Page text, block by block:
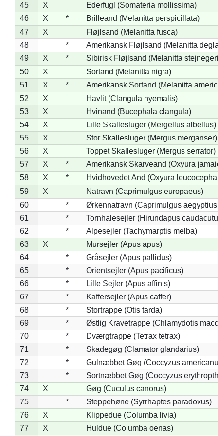
45
X
Ederfugl (Somateria mollissima)
46
X *
Brilleand (Melanitta perspicillata)
47
X
Fløjlsand (Melanitta fusca)
48
*
Amerikansk Fløjlsand (Melanitta
49
X *
Sibirisk Fløjlsand (Melanitta
50
X
Sortand (Melanitta nigra)
51
X *
Amerikansk Sortand (Melanitta
52
X
Havlit (Clangula hyemalis)
53
X
Hvinand (Bucephala clangula)
54
X
Lille Skallesluger (Mergellus albellus)
55
X
Stor Skallesluger (Mergus merganser)
56
X
Toppet Skallesluger (Mergus serrator)
57
X *
Amerikansk Skarveand (Oxyura
58
X *
Hvidhovedet And (Oxyura
59
X
Natravn (Caprimulgus europaeus)
60
*
Ørkennatravn (Caprimulgus
61
*
Tornhalesejler (Hirundapus
62
*
Alpesejler (Tachymarptis melba)
63
X
Mursejler (Apus apus)
64
*
Gråsejler (Apus pallidus)
65
*
Orientsejler (Apus pacificus)
66
*
Lille Sejler (Apus affinis)
67
*
Kaffersejler (Apus caffer)
68
*
Stortrappe (Otis tarda)
69
*
Østlig Kravetrappe (Chlamydotis
70
*
Dværgtrappe (Tetrax tetrax)
71
*
Skadegøg (Clamator glandarius)
72
*
Gulnæbbet Gøg (Coccyzus
73
*
Sortnæbbet Gøg (Coccyzus
74
X
Gøg (Cuculus canorus)
75
*
Steppehøne (Syrrhaptes paradoxus)
76
X
Klippedue (Columba livia)
77
X
Huldue (Columba oenas)